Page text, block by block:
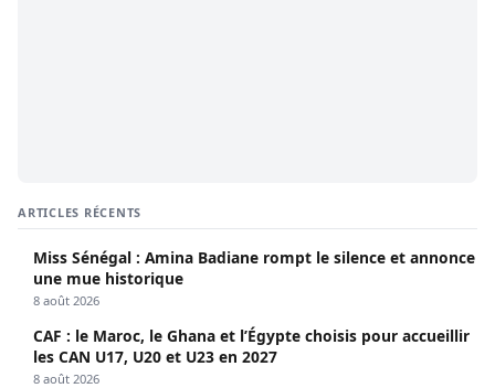
ARTICLES RÉCENTS
Miss Sénégal : Amina Badiane rompt le silence et annonce
une mue historique
8 août 2026
CAF : le Maroc, le Ghana et l’Égypte choisis pour accueillir
les CAN U17, U20 et U23 en 2027
8 août 2026